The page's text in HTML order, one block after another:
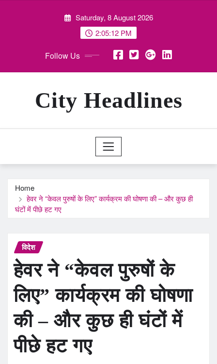
Saturday, 8 August 2026
2:05:14 PM
Follow Us
City Headlines
Home
हेवर ने “केवल पुरुषों के लिए” कार्यक्रम की घोषणा की – और कुछ ही
घंटों में पीछे हट गए
विदेश
हेवर ने “केवल पुरुषों के
लिए” कार्यक्रम की घोषणा
की – और कुछ ही घंटों में
पीछे हट गए